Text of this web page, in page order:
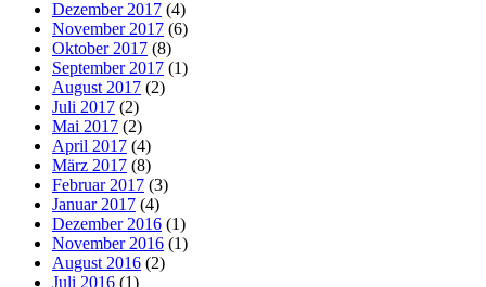
Dezember 2017 (4)
November 2017 (6)
Oktober 2017 (8)
September 2017 (1)
August 2017 (2)
Juli 2017 (2)
Mai 2017 (2)
April 2017 (4)
März 2017 (8)
Februar 2017 (3)
Januar 2017 (4)
Dezember 2016 (1)
November 2016 (1)
August 2016 (2)
Juli 2016 (1)